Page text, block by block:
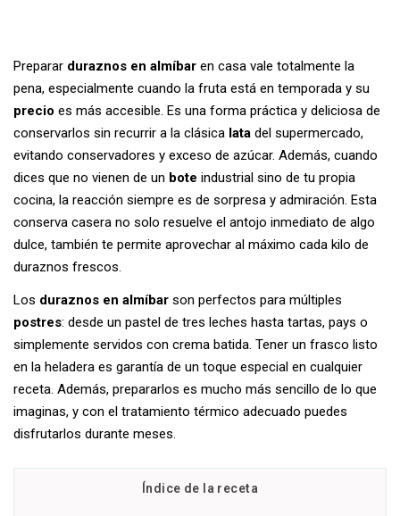
Preparar duraznos en almíbar en casa vale totalmente la
pena, especialmente cuando la fruta está en temporada y su
precio es más accesible. Es una forma práctica y deliciosa de
conservarlos sin recurrir a la clásica lata del supermercado,
evitando conservadores y exceso de azúcar. Además, cuando
dices que no vienen de un bote industrial sino de tu propia
cocina, la reacción siempre es de sorpresa y admiración. Esta
conserva casera no solo resuelve el antojo inmediato de algo
dulce, también te permite aprovechar al máximo cada kilo de
duraznos frescos.
Los duraznos en almíbar son perfectos para múltiples
postres: desde un pastel de tres leches hasta tartas, pays o
simplemente servidos con crema batida. Tener un frasco listo
en la heladera es garantía de un toque especial en cualquier
receta. Además, prepararlos es mucho más sencillo de lo que
imaginas, y con el tratamiento térmico adecuado puedes
disfrutarlos durante meses.
Índice de la receta